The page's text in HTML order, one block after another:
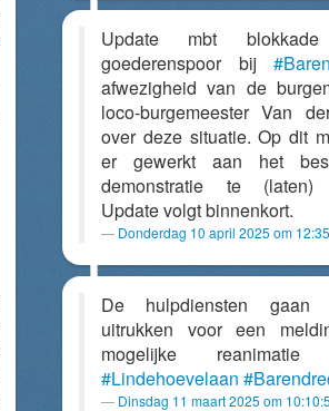
Update mbt
goederenspoor bij
afwezigheid van de
loco-burgemeester Van
over deze situatie. Op dit
er gewerkt aan het
demonstratie te (laten)
Update volgt binnenkort.
Donderdag 10 april 2025 om
De hulpdiensten gaan
uitrukken voor een
mogelijke
#Lindehoevelaan
Dinsdag 11 maart 2025 om